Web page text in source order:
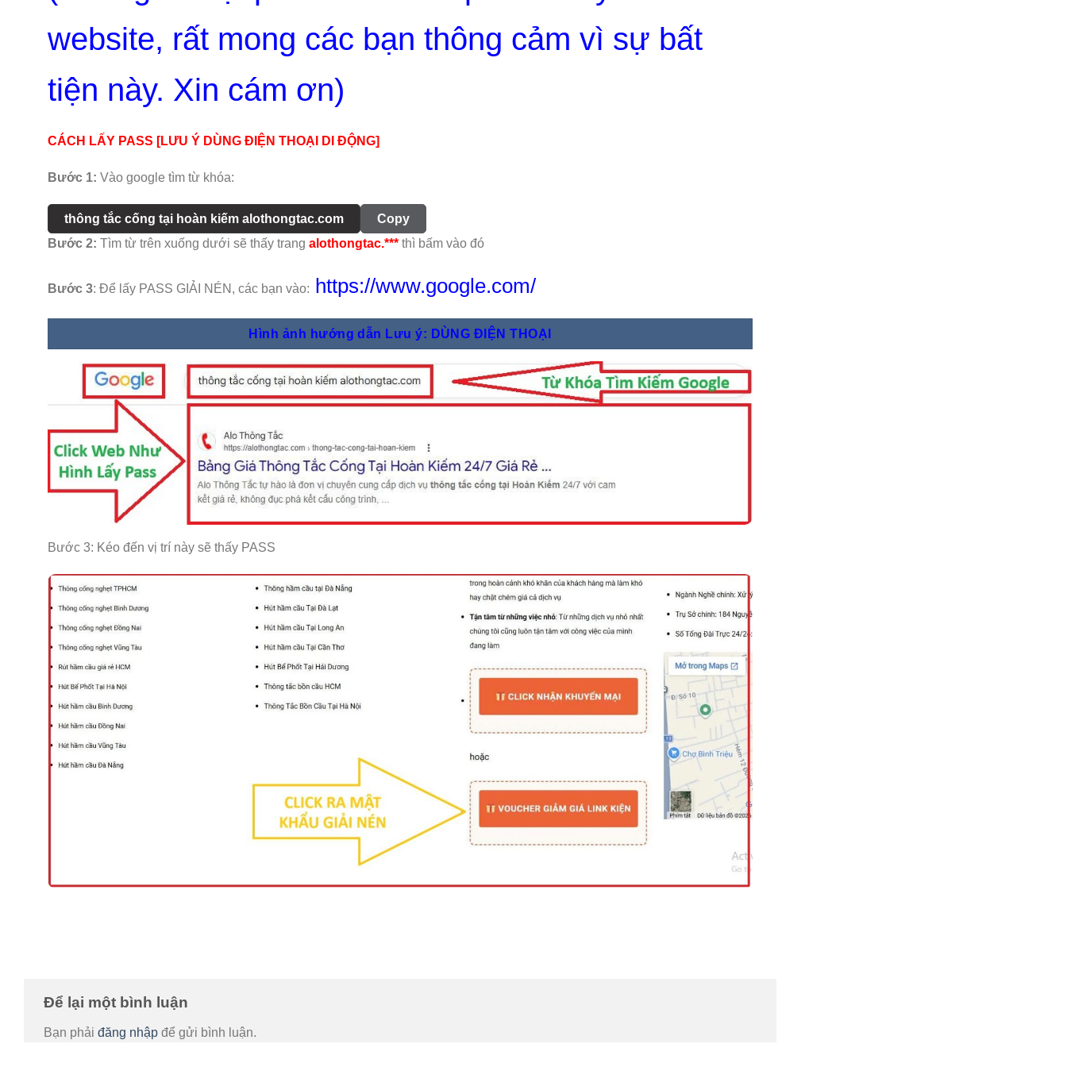
website, rất mong các bạn thông cảm vì sự bất
tiện này. Xin cám ơn)
CÁCH LẤY PASS [LƯU Ý DÙNG ĐIỆN THOẠI DI ĐỘNG]
Bước 1: Vào google tìm từ khóa:
thông tắc cống tại hoàn kiếm alothongtac.com
Copy
Bước 2: Tìm từ trên xuống dưới sẽ thấy trang alothongtac.*** thì bấm vào đó
Bước 3: Để lấy PASS GIẢI NÉN, các bạn vào: https://www.google.com/
Hình ảnh hướng dẫn Lưu ý: DÙNG ĐIỆN THOẠI
Bước 3: Kéo đến vị trí này sẽ thấy PASS
Để lại một bình luận
Bạn phải đăng nhập để gửi bình luận.